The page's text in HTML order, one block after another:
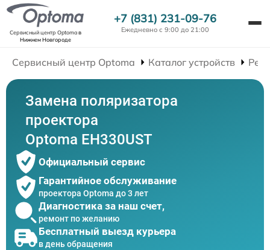
Сервисный центр Optomaв
Нижнем Новгороде
+7 (831) 231-09-76
Ежедневно с 9:00 до 21:00
Сервисный центр Optoma Каталог устройств
Замена поляризатора
проектора
Optoma EH330UST
Официальный сервис
Гарантийное обслуживание
проектора Optoma до 3 лет
Диагностика за наш счет,
ремонт по желанию
Бесплатный выезд курьера
в день обращения